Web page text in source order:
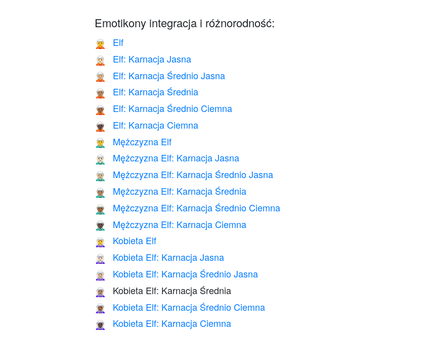
Emotikony integracja i różnorodność:
🧝 Elf
🧝🏻 Elf: Karnacja Jasna
🧝🏼 Elf: Karnacja Średnio Jasna
🧝🏽 Elf: Karnacja Średnia
🧝🏾 Elf: Karnacja Średnio Ciemna
🧝🏿 Elf: Karnacja Ciemna
🧝‍♂️ Mężczyzna Elf
🧝🏻‍♂️ Mężczyzna Elf: Karnacja Jasna
🧝🏼‍♂️ Mężczyzna Elf: Karnacja Średnio Jasna
🧝🏽‍♂️ Mężczyzna Elf: Karnacja Średnia
🧝🏾‍♂️ Mężczyzna Elf: Karnacja Średnio Ciemna
🧝🏿‍♂️ Mężczyzna Elf: Karnacja Ciemna
🧝‍♀️ Kobieta Elf
🧝🏻‍♀️ Kobieta Elf: Karnacja Jasna
🧝🏼‍♀️ Kobieta Elf: Karnacja Średnio Jasna
🧝🏽‍♀️ Kobieta Elf: Karnacja Średnia
🧝🏾‍♀️ Kobieta Elf: Karnacja Średnio Ciemna
🧝🏿‍♀️ Kobieta Elf: Karnacja Ciemna